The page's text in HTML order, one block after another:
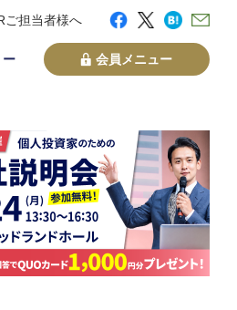
ご担当者様へ
ー 会員メニュー